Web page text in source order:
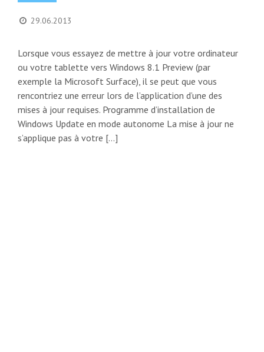
29.06.2013
Lorsque vous essayez de mettre à jour votre ordinateur
ou votre tablette vers Windows 8.1 Preview (par
exemple la Microsoft Surface), il se peut que vous
rencontriez une erreur lors de l’application d’une des
mises à jour requises. Programme d’installation de
Windows Update en mode autonome La mise à jour ne
s’applique pas à votre […]